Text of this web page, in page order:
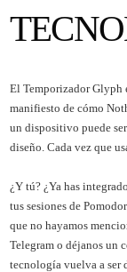
El Temporizador Glyph
manifiesto de cómo
un dispositivo puede
diseño. Cada vez que
¿Y tú? ¿Ya has
tus sesiones de
que no hayamos
Telegram o déjanos un
tecnología vuelva a ser